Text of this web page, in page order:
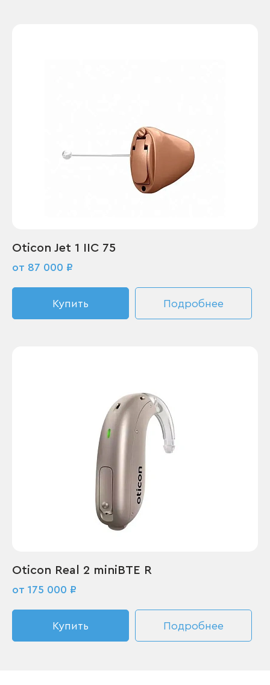
Oticon Jet 1 IIC 75
от 87 000 ₽
Купить Подробнее
Oticon Real 2 miniBTE R
от 175 000 ₽
Купить Подробнее